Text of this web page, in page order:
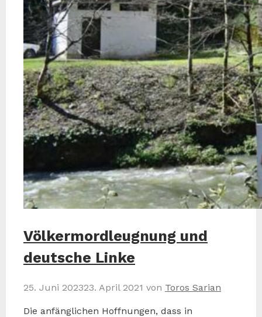
Völkermordleugnung und
deutsche Linke
25. Juni 202323. April 2021 von Toros Sarian
Die anfänglichen Hoffnungen, dass in